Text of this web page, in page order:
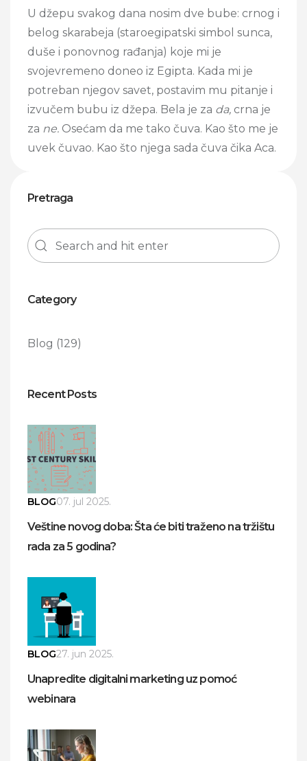
U džepu svakog dana nosim dve bube: crnog i
belog skarabeja (staroegipatski simbol sunca,
duše i ponovnog rađanja) koje mi je
svojevremeno doneo iz Egipta. Kada mi je
potreban njegov savet, postavim mu pitanje i
izvučem bubu iz džepa. Bela je za da, crna je
za ne. Osećam da me tako čuva. Kao što me je
uvek čuvao. Kao što njega sada čuva čika Aca.
Pretraga
Category
Blog (129)
Recent Posts
BLOG07. jul 2025.
Veštine novog doba: Šta će biti traženo na tržištu
rada za 5 godina?
BLOG27. jun 2025.
Unapredite digitalni marketing uz pomoć
webinara